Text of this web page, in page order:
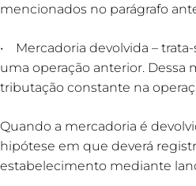
mencionados no parágrafo
• Mercadoria devolvida –
uma operação anterior. Dessa
tributação constante na
Quando a mercadoria é
hipótese em que deverá
estabelecimento mediante